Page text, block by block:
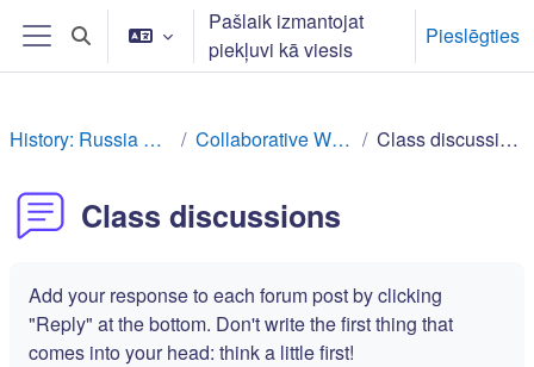
Atvērt galveno saturu
Sānu panelis
Pārslēgt meklēšanas ievadi
Pašlaik izmantojat
piekļuvi kā viesis
Pieslēgties
History: Russia Rev Collaborative Work Class discussions
Class discussions
Add your response to each forum post by clicking
"Reply" at the bottom. Don't write the first thing that
comes into your head: think a little first!